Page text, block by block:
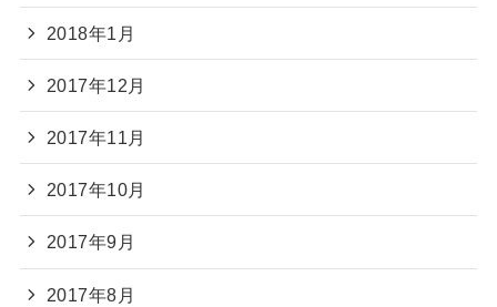
2018年1月
2017年12月
2017年11月
2017年10月
2017年9月
2017年8月